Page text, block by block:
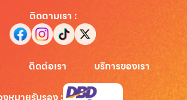
ติดตามเรา :
ติดต่อเรา บริการของเรา